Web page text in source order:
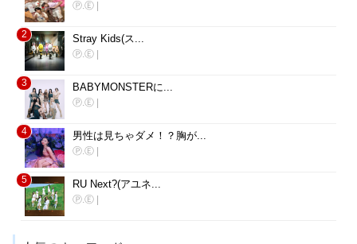
Ⓟ.Ⓔ
2 Stray Kids(ス...
Ⓟ.Ⓔ
3 BABYMONSTERに...
Ⓟ.Ⓔ
4 男性は見ちゃダメ！？胸が...
Ⓟ.Ⓔ
5 RU Next?(アユネ...
Ⓟ.Ⓔ